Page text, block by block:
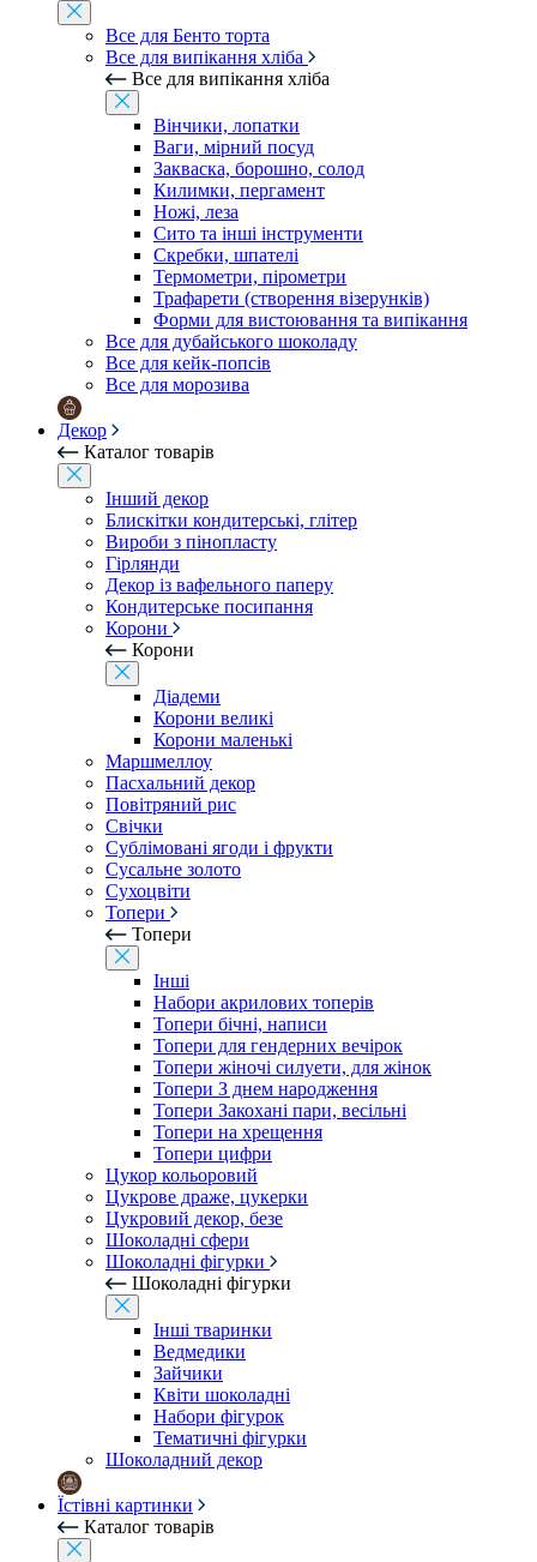
Все для Бенто торта
Все для випікання хліба
Все для випікання хліба
Вінчики, лопатки
Ваги, мірний посуд
Закваска, борошно, солод
Килимки, пергамент
Ножі, леза
Сито та інші інструменти
Скребки, шпателі
Термометри, пірометри
Трафарети (створення візерунків)
Форми для вистоювання та випікання
Все для дубайського шоколаду
Все для кейк-попсів
Все для морозива
Декор
Каталог товарів
Інший декор
Блискітки кондитерські, глітер
Вироби з пінопласту
Гірлянди
Декор із вафельного паперу
Кондитерське посипання
Корони
Корони
Діадеми
Корони великі
Корони маленькі
Маршмеллоу
Пасхальний декор
Повітряний рис
Свічки
Сублімовані ягоди і фрукти
Сусальне золото
Сухоцвіти
Топери
Топери
Інші
Набори акрилових топерів
Топери бічні, написи
Топери для гендерних вечірок
Топери жіночі силуети, для жінок
Топери З днем ​​народження
Топери Закохані пари, весільні
Топери на хрещення
Топери цифри
Цукор кольоровий
Цукрове драже, цукерки
Цукровий декор, безе
Шоколадні сфери
Шоколадні фігурки
Шоколадні фігурки
Інші тваринки
Ведмедики
Зайчики
Квіти шоколадні
Набори фігурок
Тематичні фігурки
Шоколадний декор
Їстівні картинки
Каталог товарів